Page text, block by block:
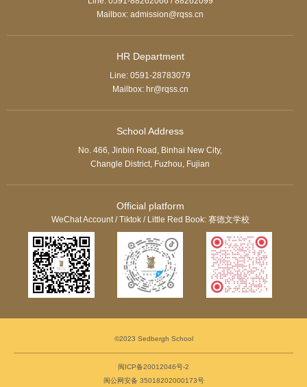
Mailbox: admission@rqss.cn
HR Department
Line: 0591-28783079
Mailbox: hr@rqss.cn
School Address
No. 466, Jinbin Road, Binhai New City,
Changle District, Fuzhou, Fujian
Official platform
WeChat Account / Tiktok / Little Red Book: 赛德文学校
©2023 Sedbergh School
闽ICP备20012046号-2
闽公网安备 35018202000173号